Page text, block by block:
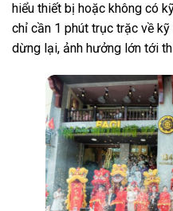
hiểu thiết bị hoặc không có
chỉ cần 1 phút trục trặc về
dừng lại, ảnh hưởng lớn tới